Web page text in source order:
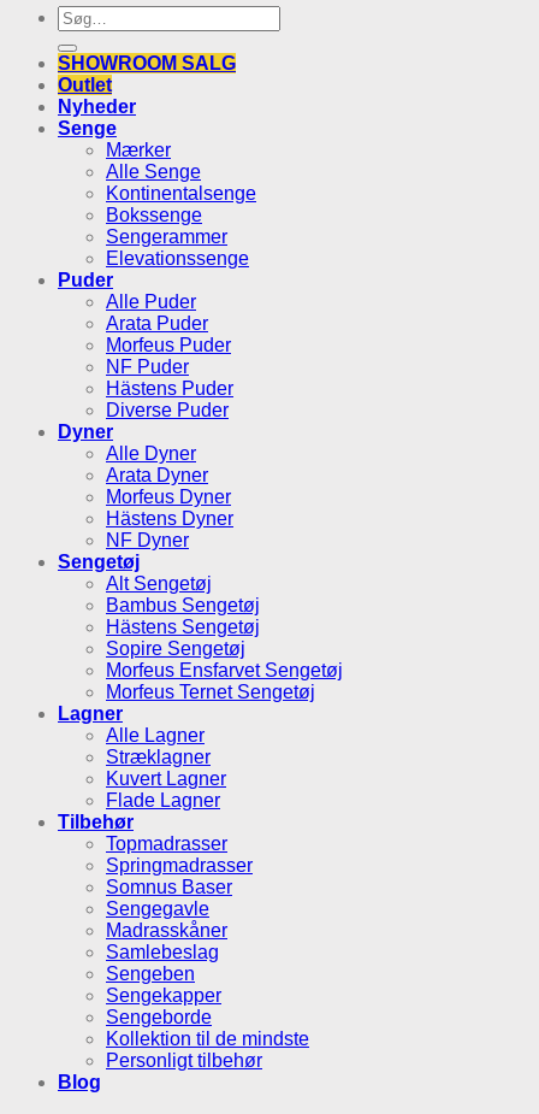
Søg
efter:
SHOWROOM SALG
Outlet
Nyheder
Senge
Mærker
Alle Senge
Kontinentalsenge
Bokssenge
Sengerammer
Elevationssenge
Puder
Alle Puder
Arata Puder
Morfeus Puder
NF Puder
Hästens Puder
Diverse Puder
Dyner
Alle Dyner
Arata Dyner
Morfeus Dyner
Hästens Dyner
NF Dyner
Sengetøj
Alt Sengetøj
Bambus Sengetøj
Hästens Sengetøj
Sopire Sengetøj
Morfeus Ensfarvet Sengetøj
Morfeus Ternet Sengetøj
Lagner
Alle Lagner
Stræklagner
Kuvert Lagner
Flade Lagner
Tilbehør
Topmadrasser
Springmadrasser
Somnus Baser
Sengegavle
Madrasskåner
Samlebeslag
Sengeben
Sengekapper
Sengeborde
Kollektion til de mindste
Personligt tilbehør
Blog